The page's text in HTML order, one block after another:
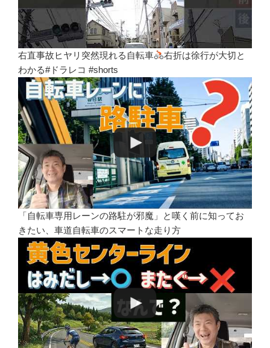
右直事故ヒヤリ突然現れる自転車
右折は徐行が大切と
わかる#ドラレコ #shorts
「自転車専用レーンの路駐が邪魔」と嘆く前に知ってお
きたい、車道自転車のスマートな走り方